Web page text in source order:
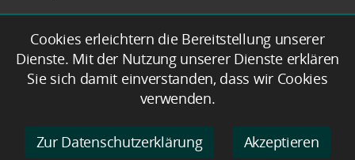
Cookies erleichtern die Bereitstellung unserer
Dienste. Mit der Nutzung unserer Dienste erklären
Sie sich damit einverstanden, dass wir Cookies
verwenden.
Zur Datenschutzerklärung Akzeptieren